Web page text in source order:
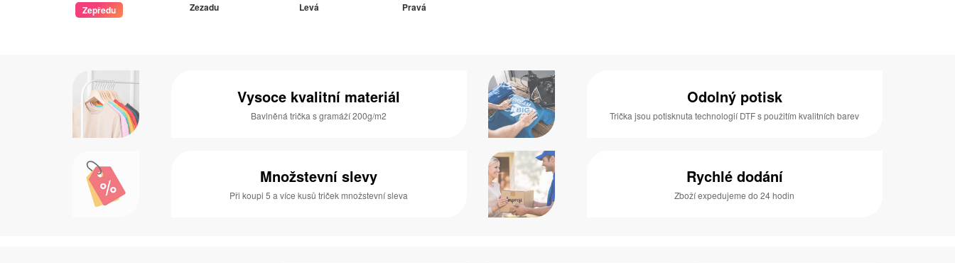
Zepředu Zezadu Levá Pravá
Vysoce kvalitní materiál
Bavlněná trička s gramáží 200g/m2
Odolný potisk
Trička jsou potisknuta technologií DTF s použitím kvalitních barev
Množstevní slevy
Při koupi 5 a více kusů triček množstevní sleva
Rychlé dodání
Zboží expedujeme do 24 hodin